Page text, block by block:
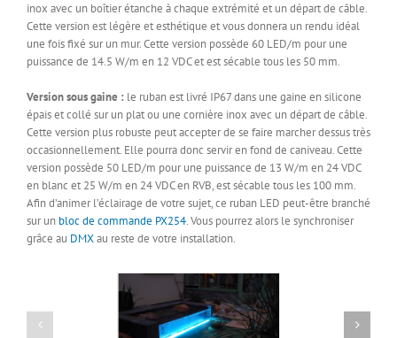
inox avec un boîtier étanche à chaque extrémité et un départ de câble.
Cette version est légère et esthétique et vous donnera un rendu idéal
une fois fixé sur un mur. Cette version possède 60 LED/m pour une
puissance de 14.5 W/m en 12 VDC et est sécable tous les 50 mm.
Version sous gaine : le ruban est livré IP67 dans une gaine en silicone
épais et collé sur un plat ou une cornière inox avec un départ de câble.
Cette version plus robuste peut accepter de se faire marcher dessus très
occasionnellement. Elle pourra donc servir en fond de caniveau. Cette
version possède 50 LED/m pour une puissance de 13 W/m en 24 VDC
en blanc et 25 W/m en 24 VDC en RVB, est sécable tous les 100 mm.
Afin d’animer l’éclairage de votre sujet, ce ruban LED peut-être branché
sur un bloc de commande PX254. Vous pourrez alors le synchroniser
grâce au DMXau reste de votre installation.